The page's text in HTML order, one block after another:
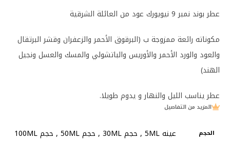
عطر بوند نمبر 9 نيويورك عود من العائلة الشرقية
مكوناته رائعة ممزوجة ب (البرقوق الأحمر والزعفران وقشر البرتقال
والعود والورد الأحمر والأوريس والباتشولي والمسك والعسل ونجيل
الهند)
عطر يناسب الليل والنهار و يدوم طويلا.
المزيد من التفاصيل
الحجم عينه 5ML , حجم 30ML , حجم 50ML , حجم 100ML